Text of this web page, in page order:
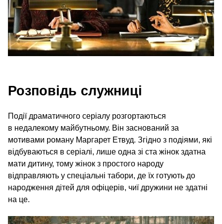
Розповідь служниці
Події драматичного серіалу розгортаються
в недалекому майбутньому. Він заснований за
мотивами роману Маргарет Етвуд. Згідно з подіями, які
відбуваються в серіалі, лише одна зі ста жінок здатна
мати дитину, тому жінок з простого народу
відправляють у спеціальні табори, де їх готують до
народження дітей для офіцерів, чиї дружини не здатні
на це.